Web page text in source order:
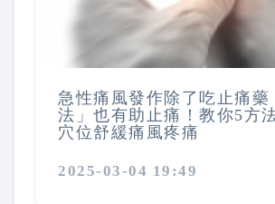
急性痛風發作除了吃止痛藥
法」也有助止痛！教你5方
穴位舒緩痛風疼痛
2025-03-04 19:49